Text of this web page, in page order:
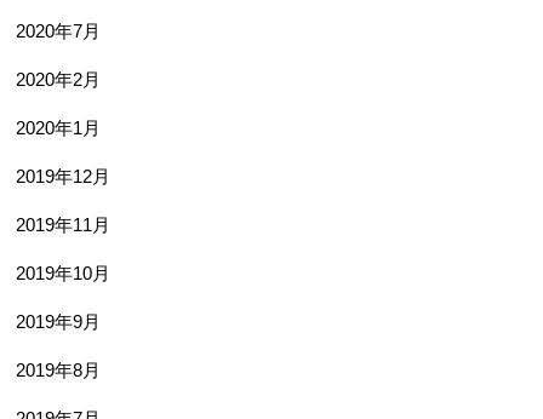
2020年7月
2020年2月
2020年1月
2019年12月
2019年11月
2019年10月
2019年9月
2019年8月